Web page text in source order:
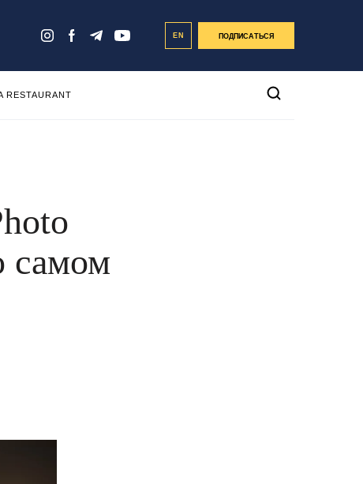
EN ПОДПИСАТЬСЯ
RESTAURANT
самом